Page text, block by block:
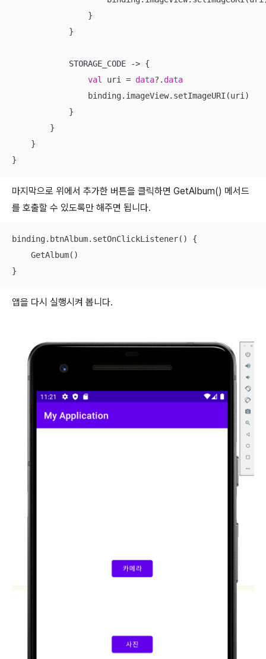
                }
            }
            STORAGE_CODE -> {
val
uri = data?. data
                binding.imageView.setImageURI(uri)
            }
        }
    }
}
마지막으로 위에서 추가한 버튼을 클릭하면 GetAlbum() 메서드
를 호출할 수 있도록만 해주면 됩니다.
binding.btnAlbum.setOnClickListener() {
    GetAlbum()
}
앱을 다시 실행시켜 봅니다.